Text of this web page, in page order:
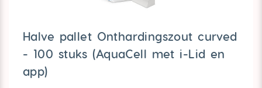
Halve pallet Onthardingszout curved
- 100 stuks (AquaCell met i-Lid en
app)